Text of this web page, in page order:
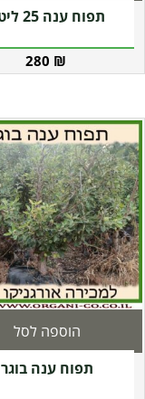
תפוח ענה 25 ליטר
280 ₪
תפוח ענה בוגר
הוספה לסל